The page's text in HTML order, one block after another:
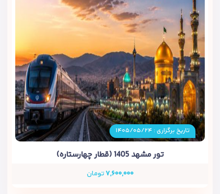
تاریخ برگزاری : ۱۴۰۵/۰۵/۲۴
تور مشهد 1405 (قطار چهارستاره)
۷,۶۰۰,۰۰۰تومان